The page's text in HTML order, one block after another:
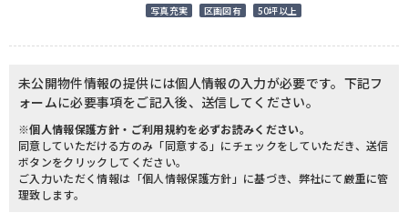
写真充実 区画図有 50坪以上
未公開物件情報の提供には個人情報の入力が必要です。下記フ
ォームに必要事項をご記入後、送信してください。
※個人情報保護方針・ご利用規約を必ずお読みください。
同意していただける方のみ「同意する」にチェックをしていただき、送信
ボタンをクリックしてください。
ご入力いただく情報は「個人情報保護方針」に基づき、弊社にて厳重に管
理致します。